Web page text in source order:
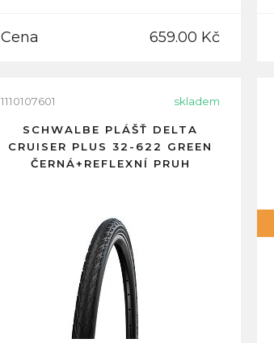
Cena 659.00 Kč
1110107601 skladem
SCHWALBE PLÁŠŤ DELTA
CRUISER PLUS 32-622 GREEN
ČERNÁ+REFLEXNÍ PRUH